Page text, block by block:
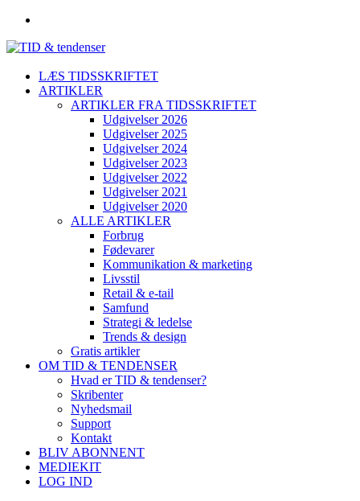
LÆS TIDSSKRIFTET
ARTIKLER
ARTIKLER FRA TIDSSKRIFTET
Udgivelser 2026
Udgivelser 2025
Udgivelser 2024
Udgivelser 2023
Udgivelser 2022
Udgivelser 2021
Udgivelser 2020
ALLE ARTIKLER
Forbrug
Fødevarer
Kommunikation & marketing
Livsstil
Retail & e-tail
Samfund
Strategi & ledelse
Trends & design
Gratis artikler
OM TID & TENDENSER
Hvad er TID & tendenser?
Skribenter
Nyhedsmail
Support
Kontakt
BLIV ABONNENT
MEDIEKIT
LOG IND